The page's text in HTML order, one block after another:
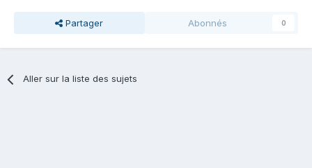
Partager Abonnés 0
Aller sur la liste des sujets